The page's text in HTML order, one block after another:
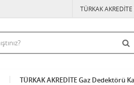
TÜRKAK
TÜRKAK AKREDİTE Gaz Dedektörü